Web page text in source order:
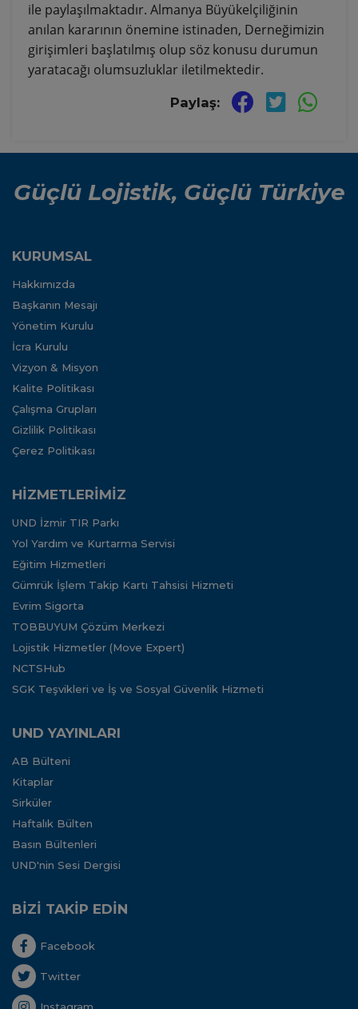
ile paylaşılmaktadır. Almanya Büyükelçiliğinin
anılan kararının önemine istinaden, Derneğimizin
girişimleri başlatılmış olup söz konusu durumun
yaratacağı olumsuzluklar iletilmektedir.
Paylaş:
Güçlü Lojistik, Güçlü Türkiye
KURUMSAL
Hakkımızda
Başkanın Mesajı
Yönetim Kurulu
İcra Kurulu
Vizyon & Misyon
Kalite Politikası
Çalışma Grupları
Gizlilik Politikası
Çerez Politikası
HİZMETLERİMİZ
UND İzmir TIR Parkı
Yol Yardım ve Kurtarma Servisi
Eğitim Hizmetleri
Gümrük İşlem Takip Kartı Tahsisi Hizmeti
Evrim Sigorta
TOBBUYUM Çözüm Merkezi
Lojistik Hizmetler (Move Expert)
NCTSHub
SGK Teşvikleri ve İş ve Sosyal Güvenlik Hizmeti
UND YAYINLARI
AB Bülteni
Kitaplar
Sirküler
Haftalık Bülten
Basın Bültenleri
UND'nin Sesi Dergisi
BİZİ TAKİP EDİN
Facebook
Twitter